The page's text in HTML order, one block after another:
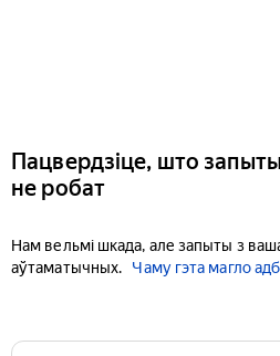
Пацвердзіце, што
не робат
Нам вельмі шкада, але запыты з
аўтаматычных.
Чаму гэта магло